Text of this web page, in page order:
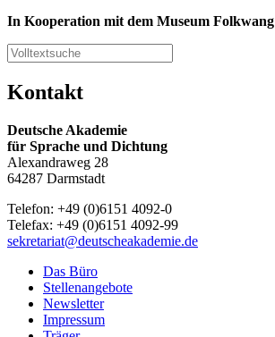
In Kooperation mit dem Museum Folkwang
Kontakt
Deutsche Akademie
für Sprache und Dichtung
Alexandraweg 28
64287 Darmstadt
Telefon: +49 (0)6151 4092-0
Telefax: +49 (0)6151 4092-99
sekretariat@deutscheakademie.de
Das Büro
Stellenangebote
Newsletter
Impressum